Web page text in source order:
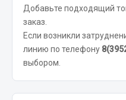
Система питания
Добавьте подходящий
заказ.
Если возникли
линию по телефону
выбором.